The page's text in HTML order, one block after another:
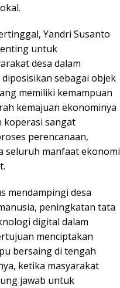
Yandri Susanto
untuk
desa dalam
sebagai objek
memiliki kemampuan
kemajuan ekonominya
koperasi sangat
perencanaan,
seluruh manfaat ekonomi
mendampingi desa
peningkatan tata
digital dalam
menciptakan
bersaing di tengah
ketika masyarakat
jawab untuk